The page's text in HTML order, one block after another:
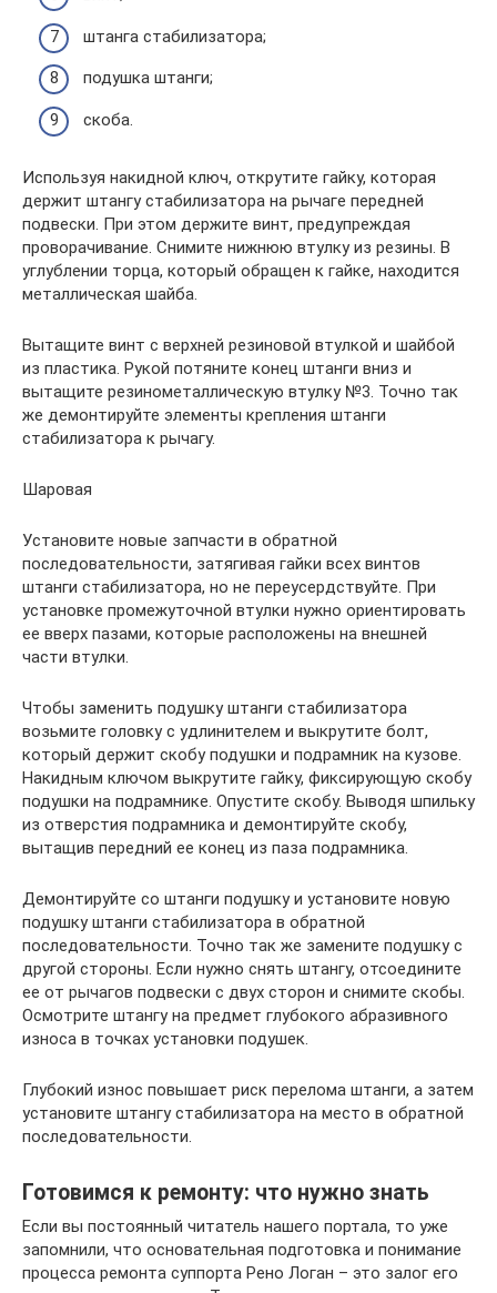
штанга стабилизатора;
подушка штанги;
скоба.
Используя накидной ключ, открутите гайку, которая
держит штангу стабилизатора на рычаге передней
подвески. При этом держите винт, предупреждая
проворачивание. Снимите нижнюю втулку из резины. В
углублении торца, который обращен к гайке, находится
металлическая шайба.
Вытащите винт с верхней резиновой втулкой и шайбой
из пластика. Рукой потяните конец штанги вниз и
вытащите резинометаллическую втулку №3. Точно так
же демонтируйте элементы крепления штанги
стабилизатора к рычагу.
Шаровая
Установите новые запчасти в обратной
последовательности, затягивая гайки всех винтов
штанги стабилизатора, но не переусердствуйте. При
установке промежуточной втулки нужно ориентировать
ее вверх пазами, которые расположены на внешней
части втулки.
Чтобы заменить подушку штанги стабилизатора
возьмите головку с удлинителем и выкрутите болт,
который держит скобу подушки и подрамник на кузове.
Накидным ключом выкрутите гайку, фиксирующую скобу
подушки на подрамнике. Опустите скобу. Выводя шпильку
из отверстия подрамника и демонтируйте скобу,
вытащив передний ее конец из паза подрамника.
Демонтируйте со штанги подушку и установите новую
подушку штанги стабилизатора в обратной
последовательности. Точно так же замените подушку с
другой стороны. Если нужно снять штангу, отсоедините
ее от рычагов подвески с двух сторон и снимите скобы.
Осмотрите штангу на предмет глубокого абразивного
износа в точках установки подушек.
Глубокий износ повышает риск перелома штанги, а затем
установите штангу стабилизатора на место в обратной
последовательности.
Готовимся к ремонту: что нужно знать
Если вы постоянный читатель нашего портала, то уже
запомнили, что основательная подготовка и понимание
процесса ремонта суппорта Рено Логан – это залог его